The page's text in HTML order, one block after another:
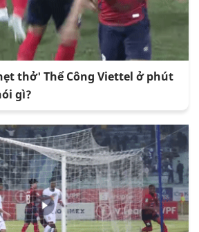
thở' Thể Công Viettel ở phút
gì?